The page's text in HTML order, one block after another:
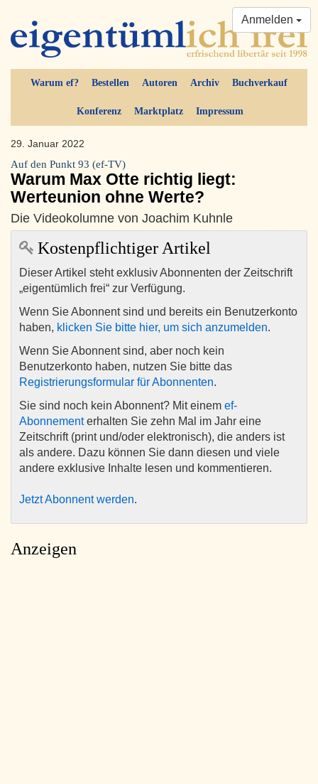
Warum ef? Bestellen Autoren Archiv Buchverkauf
Konferenz Marktplatz Impressum
Anmelden
29. Januar 2022
Auf den Punkt 93 (ef-TV)
Warum Max Otte richtig liegt:
Werteunion ohne Werte?
Die Videokolumne von Joachim Kuhnle
Kostenpflichtiger Artikel
Dieser Artikel steht exklusiv Abonnenten der Zeitschrift
„eigentümlich frei“ zur Verfügung.
Wenn Sie Abonnent sind und bereits ein Benutzerkonto
haben, klicken Sie bitte hier, um sich anzumelden.
Wenn Sie Abonnent sind, aber noch kein
Benutzerkonto haben, nutzen Sie bitte das
Registrierungsformular für Abonnenten.
Sie sind noch kein Abonnent? Mit einem ef-
Abonnementerhalten Sie zehn Mal im Jahr eine
Zeitschrift (print und/oder elektronisch), die anders ist
als andere. Dazu können Sie dann diesen und viele
andere exklusive Inhalte lesen und kommentieren.
Jetzt Abonnent werden.
Anzeigen